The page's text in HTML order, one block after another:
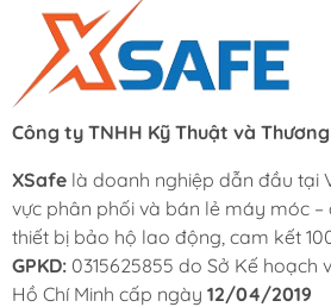
Công ty TNHH Kỹ Thuật và Thương
XSafe là doanh nghiệp dẫn đầu tại
vực phân phối và bán lẻ máy móc –
thiết bị bảo hộ lao động, cam kết
GPKD: 0315625855 do Sở Kế
Hồ Chí Minh cấp ngày 12/04/2019